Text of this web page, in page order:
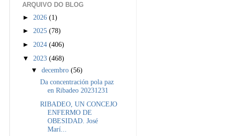
ARQUIVO DO BLOG
► 2026 (1)
► 2025 (78)
► 2024 (406)
▼ 2023 (468)
▼decembro(56)
Da concentración pola paz
en Ribadeo 20231231
RIBADEO, UN CONCEJO
ENFERMO DE
OBESIDAD. José
Marí...